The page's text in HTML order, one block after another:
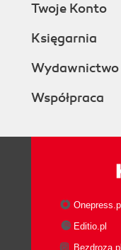
Twoje Konto
Księgarnia
Wydawnictwo
Współpraca
Editio.pl
Bezdroza.pl